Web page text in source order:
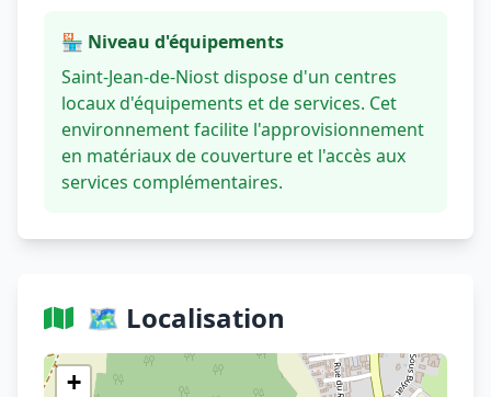
🏪 Niveau d'équipements
Saint-Jean-de-Niost dispose d'un centres
locaux d'équipements et de services. Cet
environnement facilite l'approvisionnement
en matériaux de couverture et l'accès aux
services complémentaires.
🗺️ Localisation
+
Voir sur OpenStreetMap